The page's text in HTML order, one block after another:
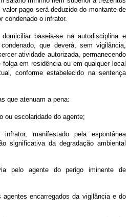
pago será deduzido do montante de
condenado o infrator.
baseia-se na autodisciplina e
que deverá, sem vigilância,
atividade autorizada, permanecendo
em residência ou em qualquer local
conforme estabelecido na sentença
que atenuam a pena:
ou escolaridade do agente;
manifestado pela espontânea
significativa da degradação ambiental
pelo agente do perigo iminente de
encarregados da vigilância e do